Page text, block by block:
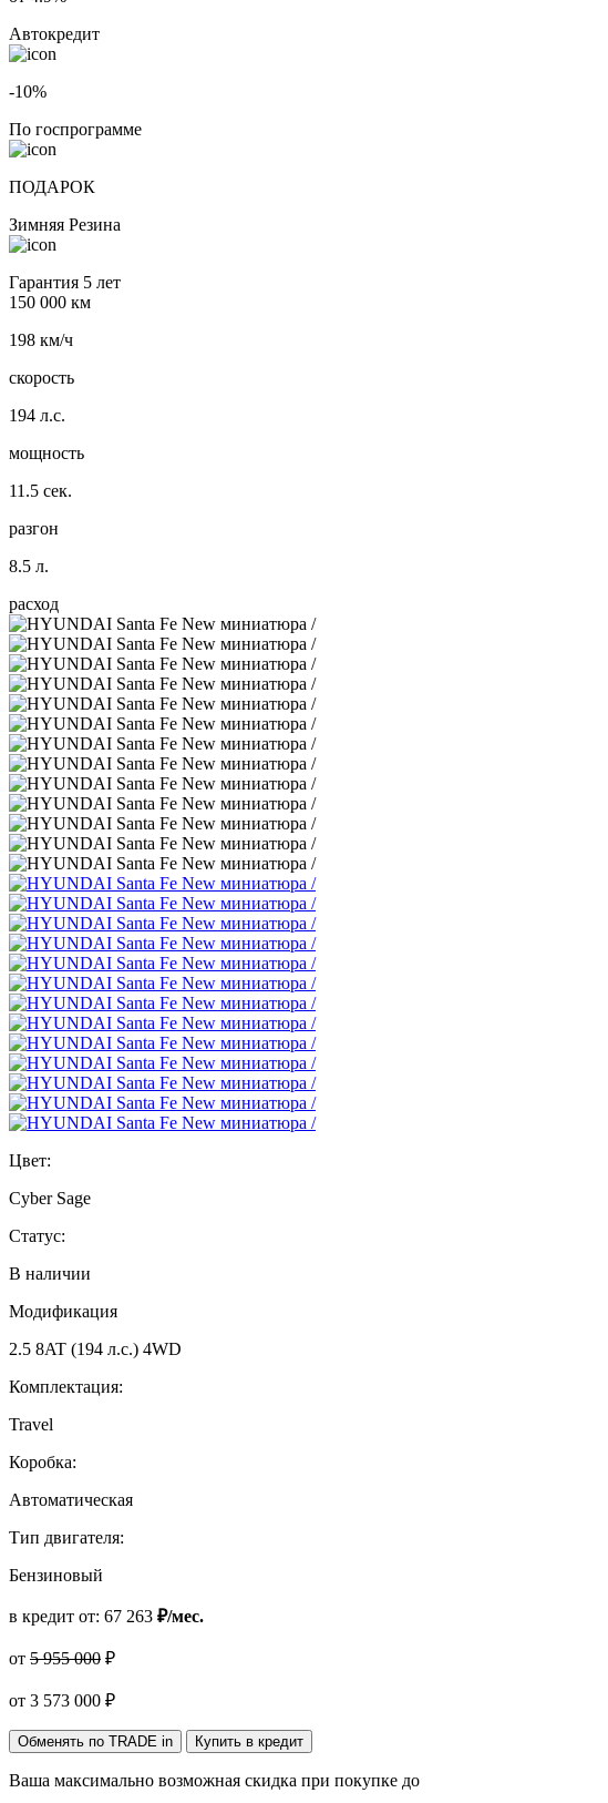
Автокредит
-10%
По госпрограмме
ПОДАРОК
Зимняя Резина
Гарантия 5 лет
150 000 км
198 км/ч
скорость
194 л.с.
мощность
11.5 сек.
разгон
8.5 л.
расход
Цвет:
Cyber Sage
Статус:
В наличии
Модификация
2.5 8AT (194 л.с.) 4WD
Комплектация:
Travel
Коробка:
Автоматическая
Тип двигателя:
Бензиновый
в кредит от: 67 263 ₽/мес.
от 5 955 000 ₽
от 3 573 000 ₽
Обменять по TRADE in Купить в кредит
Ваша максимально возможная скидка при покупке до